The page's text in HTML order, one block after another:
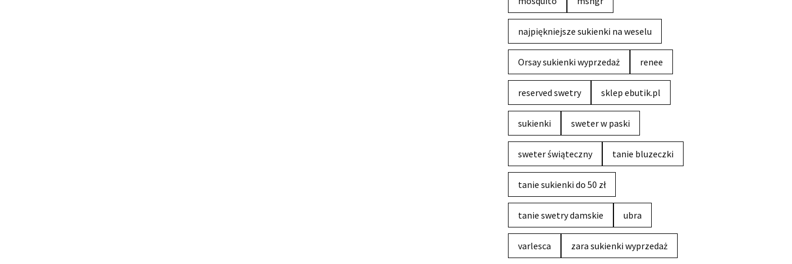
najpiękniejsze sukienki na weselu
Orsay sukienki wyprzedaż renee
reserved swetry sklep ebutik.pl
sukienki sweter w paski
sweter świąteczny tanie bluzeczki
tanie sukienki do 50 zł
tanie swetry damskie ubra
varlesca zara sukienki wyprzedaż